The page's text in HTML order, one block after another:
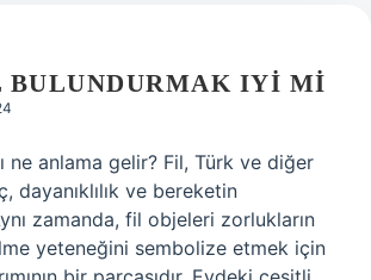
BULUNDURMAK IYI MI
ne anlama gelir? Fil, Türk ve diğer
dayanıklılık ve bereketin
zamanda, fil objeleri zorlukların
yeteneğini sembolize etmek için